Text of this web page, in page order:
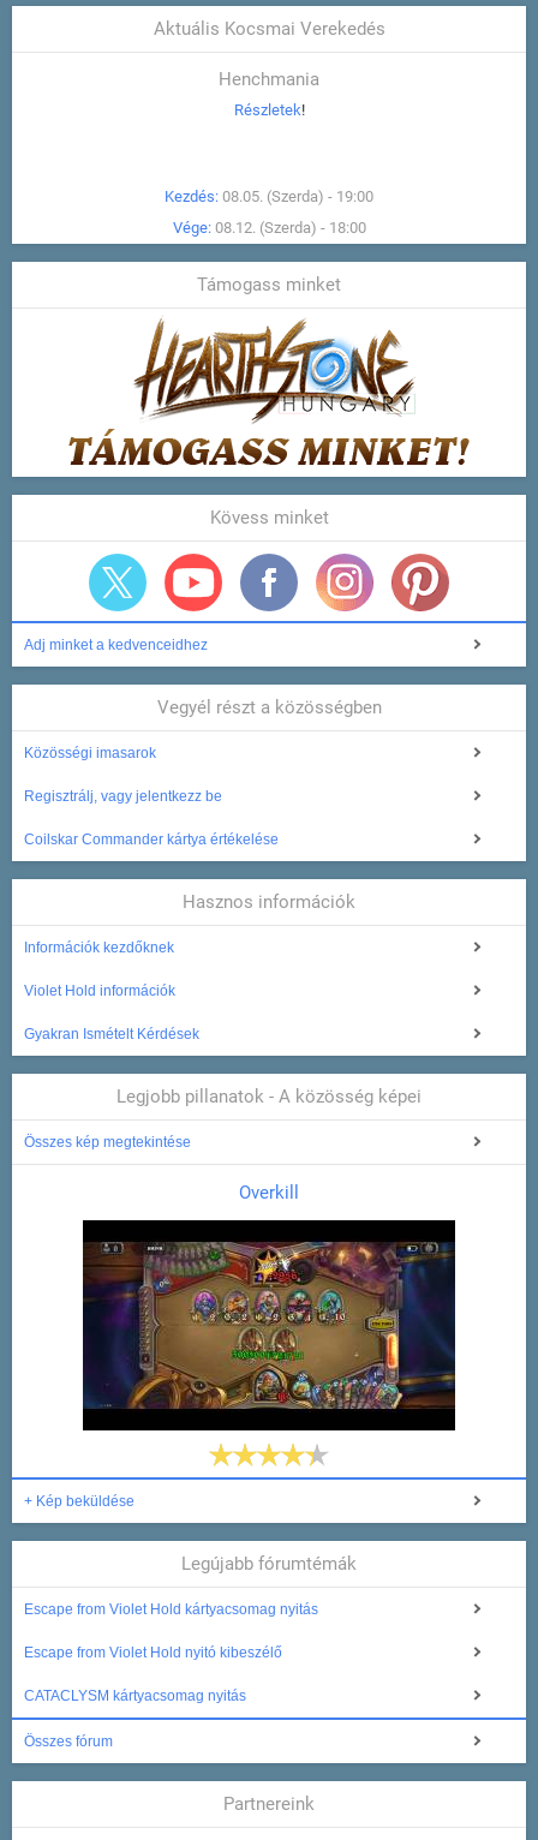
Aktuális Kocsmai Verekedés
Henchmania
Részletek!
Kezdés: 08.05. (Szerda) - 19:00
Vége: 08.12. (Szerda) - 18:00
Támogass minket
Kövess minket
Adj minket a kedvenceidhez
Vegyél részt a közösségben
Közösségi imasarok
Regisztrálj, vagy jelentkezz be
Coilskar Commander kártya értékelése
Hasznos információk
Információk kezdőknek
Violet Hold információk
Gyakran Ismételt Kérdések
Legjobb pillanatok - A közösség képei
Összes kép megtekintése
Overkill
+ Kép beküldése
Legújabb fórumtémák
Escape from Violet Hold kártyacsomag nyitás
Escape from Violet Hold nyitó kibeszélő
CATACLYSM kártyacsomag nyitás
Összes fórum
Partnereink